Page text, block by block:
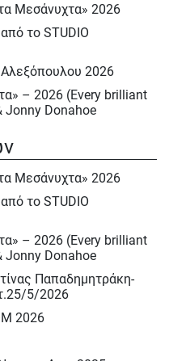
Μεσάνυχτα» 2026
το STUDIO
Αλεξόπουλου 2026
– 2026 (Every brilliant
Donahoe
5/2026
2026
Μαίου 2026
12/2025
– Δεκ. 2025
την Δραματική σοπράνο
Νίκη Κεραμέκη, Οκτ.
– 2026
Μεσάνυχτα» 2026
το STUDIO
– 2026 (Every brilliant
Donahoe
Παπαδημητράκη-
5/2026
2026